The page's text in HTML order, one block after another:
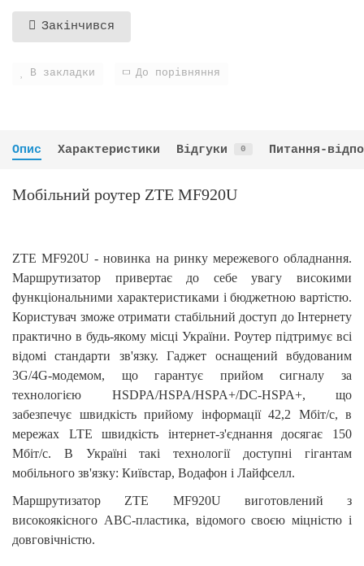
Закінчився
В закладки До порівняння
Опис Характеристики Відгуки 0 Питання-
Мобільний роутер ZTE MF920U
ZTE MF920U - новинка на ринку мережевого обладнання.
Маршрутизатор привертає до себе увагу високими
функціональними характеристиками і бюджетною вартістю.
Користувач зможе отримати стабільний доступ до Інтернету
практично в будь-якому місці України. Роутер підтримує всі
відомі стандарти зв'язку. Гаджет оснащений вбудованим
3G/4G-модемом, що гарантує прийом сигналу за
технологією HSDPA/HSPA/HSPA+/DC-HSPA+, що
забезпечує швидкість прийому інформації 42,2 Мбіт/с, в
мережах LTE швидкість інтернет-з'єднання досягає 150
Мбіт/с. В Україні такі технології доступні гігантам
мобільного зв'язку: Київстар, Водафон і Лайфселл.
Маршрутизатор ZTE MF920U виготовлений з
високоякісного АВС-пластика, відомого своєю міцністю і
довговічністю.